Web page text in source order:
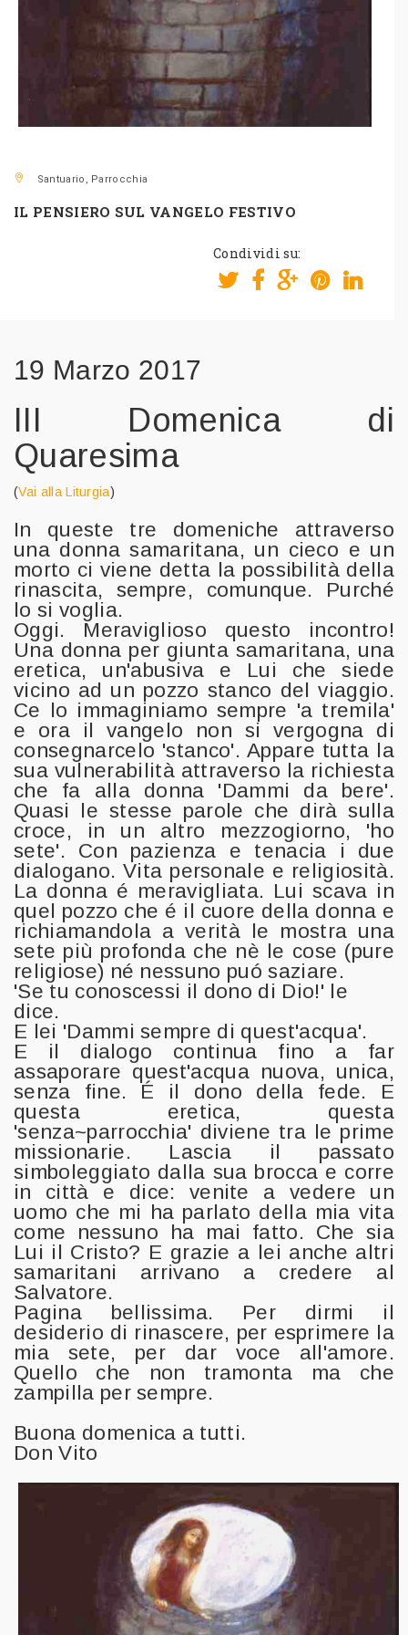
Santuario, Parrocchia
IL PENSIERO SUL VANGELO FESTIVO
Condividi su:
19 Marzo 2017
III Domenica di
Quaresima
(Vai alla Liturgia)
In queste tre domeniche attraverso
una donna samaritana, un cieco e un
morto ci viene detta la possibilità della
rinascita, sempre, comunque. Purché
lo si voglia.
Oggi. Meraviglioso questo incontro!
Una donna per giunta samaritana, una
eretica, un'abusiva e Lui che siede
vicino ad un pozzo stanco del viaggio.
Ce lo immaginiamo sempre 'a tremila'
e ora il vangelo non si vergogna di
consegnarcelo 'stanco'. Appare tutta la
sua vulnerabilità attraverso la richiesta
che fa alla donna 'Dammi da bere'.
Quasi le stesse parole che dirà sulla
croce, in un altro mezzogiorno, 'ho
sete'. Con pazienza e tenacia i due
dialogano. Vita personale e religiosità.
La donna é meravigliata. Lui scava in
quel pozzo che é il cuore della donna e
richiamandola a verità le mostra una
sete più profonda che nè le cose (pure
religiose) né nessuno puó saziare.
'Se tu conoscessi il dono di Dio!' le
dice.
E lei 'Dammi sempre di quest'acqua'.
E il dialogo continua fino a far
assaporare quest'acqua nuova, unica,
senza fine. É il dono della fede. E
questa eretica, questa
'senza~parrocchia' diviene tra le prime
missionarie. Lascia il passato
simboleggiato dalla sua brocca e corre
in città e dice: venite a vedere un
uomo che mi ha parlato della mia vita
come nessuno ha mai fatto. Che sia
Lui il Cristo? E grazie a lei anche altri
samaritani arrivano a credere al
Salvatore.
Pagina bellissima. Per dirmi il
desiderio di rinascere, per esprimere la
mia sete, per dar voce all'amore.
Quello che non tramonta ma che
zampilla per sempre.
Buona domenica a tutti.
Don Vito